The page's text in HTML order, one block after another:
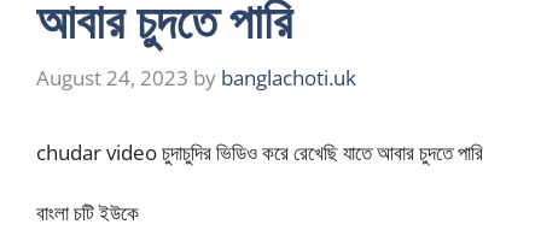
আবার চুদতে পারি
August 24, 2023 by banglachoti.uk
chudar video চুদাচুদির ভিডিও করে রেখেছি যাতে আবার চুদতে পারি
বাংলা চটি ইউকে